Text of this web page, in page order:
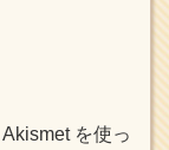
を使っ